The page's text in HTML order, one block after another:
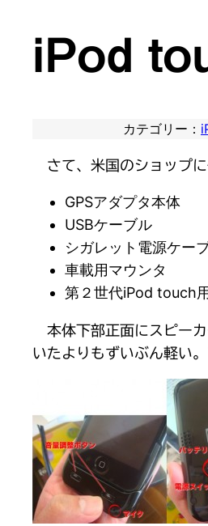
iPod
カテゴリー：
さて、米国のショップ
GPSアダプタ本体
USBケーブル
シガレット電源ケー
車載用マウンタ
第２世代iPod touch
本体下部正面にスピーカ
いたよりもずいぶん軽